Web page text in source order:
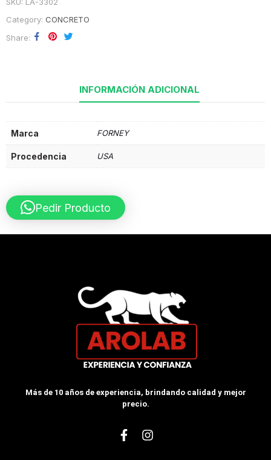
SKU: LA-3302
Category: CONCRETO
Share
INFORMACIÓN ADICIONAL
Marca FORNEY
Procedencia USA
Pedir Producto
Más de 10 años de experiencia, brindando calidad y mejor
precio.